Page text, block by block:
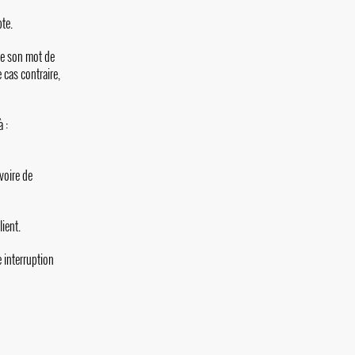
son mot de
contraire,
:
de
interruption